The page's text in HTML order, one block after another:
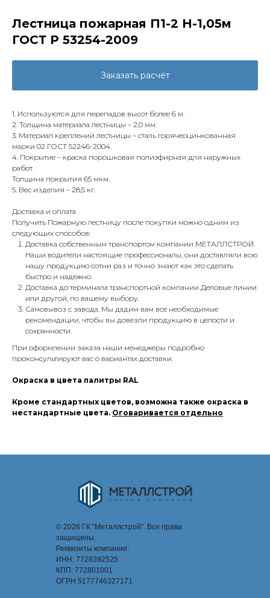
Лестница пожарная П1-2 Н-1,05м
ГОСТ Р 53254-2009
Заказать расчёт
1. Используются для перепадов высот более 6 м.
2. Толщина материала лестницы – 2,0 мм.
3. Материал креплений лестницы – сталь горячеоцинкованная
марки 02 ГОСТ 52246-2004.
4. Покрытие – краска порошковая полиэфирная для наружных
работ.
Толщина покрытия 65 мкм.
5. Вес изделия – 28,5 кг.
Доставка и оплата
Получить Пожарную лестницу после покупки можно одним из
следующих способов:
Доставка собственным транспортом компании МЕТАЛЛСТРОЙ.
Наши водители настоящие профессионалы, они доставляли всю
нашу продукцию сотни раз и точно знают как это сделать
быстро и надежно.
Доставка до терминала транспортной компании Деловые линии
или другой, по вашему выбору.
Самовывоз с завода. Мы дадим вам все необходимые
рекомендации, чтобы вы довезли продукцию в целости и
сохранности.
При оформлении заказа наши менеджеры подробно
проконсультируют вас о вариантах доставки.
Окраска в цвета палитры RAL
Кроме стандартных цветов, возможна также окраска в
нестандартные цвета. Оговаривается отдельно
© 2026 ГК "Металлстрой". Все права
защищены.
Реквизиты компании:
ИНН: 7728392525
КПП: 772801001
ОГРН 5177746327171